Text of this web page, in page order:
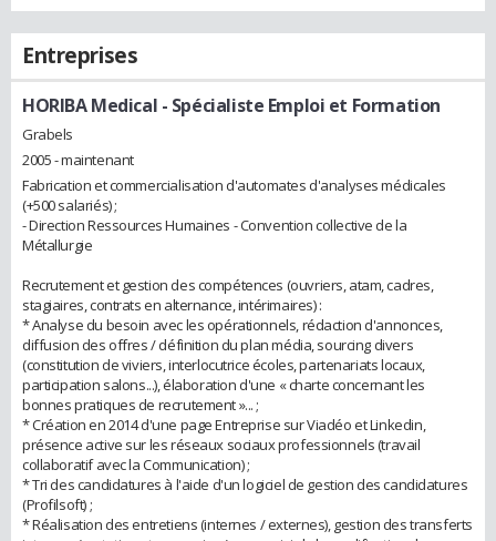
Entreprises
HORIBA Medical - Spécialiste Emploi et Formation
Grabels
2005 - maintenant
Fabrication et commercialisation d'automates d'analyses médicales
(+500 salariés) ;
- Direction Ressources Humaines - Convention collective de la
Métallurgie
Recrutement et gestion des compétences (ouvriers, atam, cadres,
stagiaires, contrats en alternance, intérimaires) :
* Analyse du besoin avec les opérationnels, rédaction d'annonces,
diffusion des offres / définition du plan média, sourcing divers
(constitution de viviers, interlocutrice écoles, partenariats locaux,
participation salons...), élaboration d'une « charte concernant les
bonnes pratiques de recrutement »... ;
* Création en 2014 d'une page Entreprise sur Viadéo et Linkedin,
présence active sur les réseaux sociaux professionnels (travail
collaboratif avec la Communication) ;
* Tri des candidatures à l'aide d'un logiciel de gestion des candidatures
(Profilsoft) ;
* Réalisation des entretiens (internes / externes), gestion des transferts